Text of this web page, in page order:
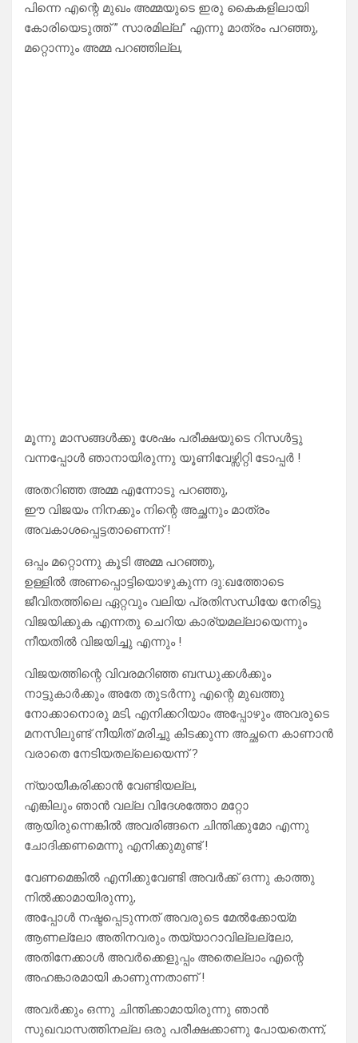
പിന്നെ എന്റെ മുഖം അമ്മയുടെ ഇരു കൈകളിലായി
കോരിയെടുത്ത് ” സാരമില്ല” എന്നു മാത്രം പറഞ്ഞു,
മറ്റൊന്നും അമ്മ പറഞ്ഞില്ല,
മൂന്നു മാസങ്ങൾക്കു ശേഷം പരീക്ഷയുടെ റിസൾട്ടു
വന്നപ്പോൾ ഞാനായിരുന്നു യൂണിവേഴ്സിറ്റി ടോപ്പർ !
അതറിഞ്ഞ അമ്മ എന്നോടു പറഞ്ഞു,
ഈ വിജയം നിനക്കും നിന്റെ അച്ഛനും മാത്രം
അവകാശപ്പെട്ടതാണെന്ന് !
ഒപ്പം മറ്റൊന്നു കൂടി അമ്മ പറഞ്ഞു,
ഉള്ളിൽ അണപ്പൊട്ടിയൊഴുകുന്ന ദു:ഖത്തോടെ
ജീവിതത്തിലെ ഏറ്റവും വലിയ പ്രതിസന്ധിയേ നേരിട്ടു
വിജയിക്കുക എന്നതു ചെറിയ കാര്യമല്ലായെന്നും
നീയതിൽ വിജയിച്ചു എന്നും !
വിജയത്തിന്റെ വിവരമറിഞ്ഞ ബന്ധുക്കൾക്കും
നാട്ടുകാർക്കും അതേ തുടർന്നു എന്റെ മുഖത്തു
നോക്കാനൊരു മടി, എനിക്കറിയാം അപ്പോഴും അവരുടെ
മനസിലുണ്ട് നീയിത് മരിച്ചു കിടക്കുന്ന അച്ഛനെ കാണാൻ
വരാതെ നേടിയതല്ലെയെന്ന് ?
ന്യായീകരിക്കാൻ വേണ്ടിയല്ല,
എങ്കിലും ഞാൻ വല്ല വിദേശത്തോ മറ്റോ
ആയിരുന്നെങ്കിൽ അവരിങ്ങനെ ചിന്തിക്കുമോ എന്നു
ചോദിക്കണമെന്നു എനിക്കുമുണ്ട് !
വേണമെങ്കിൽ എനിക്കുവേണ്ടി അവർക്ക് ഒന്നു കാത്തു
നിൽക്കാമായിരുന്നു,
അപ്പോൾ നഷ്ടപ്പെടുന്നത് അവരുടെ മേൽക്കോയ്മ
ആണല്ലോ അതിനവരും തയ്യാറാവില്ലല്ലോ,
അതിനേക്കാൾ അവർക്കെളുപ്പം അതെല്ലാം എന്റെ
അഹങ്കാരമായി കാണുന്നതാണ് !
അവർക്കും ഒന്നു ചിന്തിക്കാമായിരുന്നു ഞാൻ
സുഖവാസത്തിനല്ല ഒരു പരീക്ഷക്കാണു പോയതെന്ന്,